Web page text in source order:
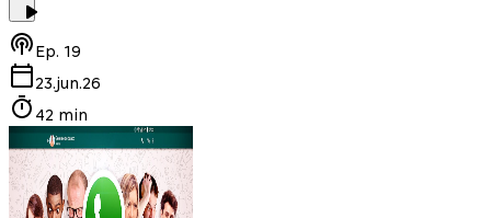
Ep. 19
23.jun.26
42 min